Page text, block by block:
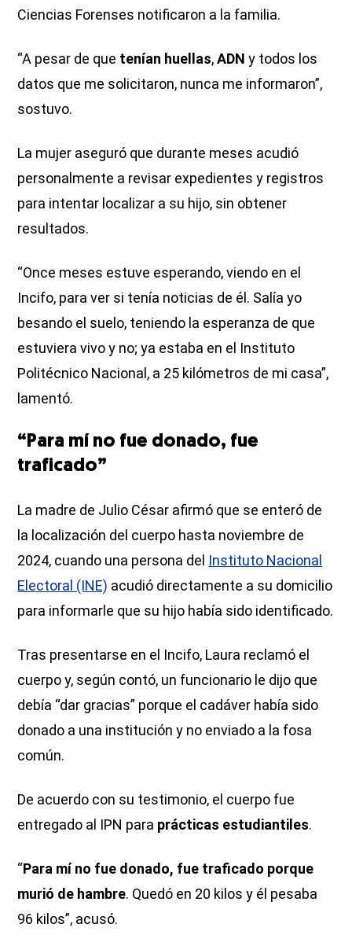
Ciencias Forenses notificaron a la familia.
“A pesar de que tenían huellas,ADN y todos los
datos que me solicitaron, nunca me informaron”,
sostuvo.
La mujer aseguró que durante meses acudió
personalmente a revisar expedientes y registros
para intentar localizar a su hijo, sin obtener
resultados.
“Once meses estuve esperando, viendo en el
Incifo, para ver si tenía noticias de él. Salía yo
besando el suelo, teniendo la esperanza de que
estuviera vivo y no; ya estaba en el Instituto
Politécnico Nacional, a 25 kilómetros de mi casa”,
lamentó.
“Para mí no fue donado, fue
traficado”
La madre de Julio César afirmó que se enteró de
la localización del cuerpo hasta noviembre de
2024, cuando una persona del Instituto Nacional
Electoral (INE) acudió directamente a su domicilio
para informarle que su hijo había sido identificado.
Tras presentarse en el Incifo, Laura reclamó el
cuerpo y, según contó, un funcionario le dijo que
debía “dar gracias” porque el cadáver había sido
donado a una institución y no enviado a la fosa
común.
De acuerdo con su testimonio, el cuerpo fue
entregado al IPN para prácticas estudiantiles.
“Para mí no fue donado, fue traficado porque
murió de hambre. Quedó en 20 kilos y él pesaba
96 kilos”, acusó.